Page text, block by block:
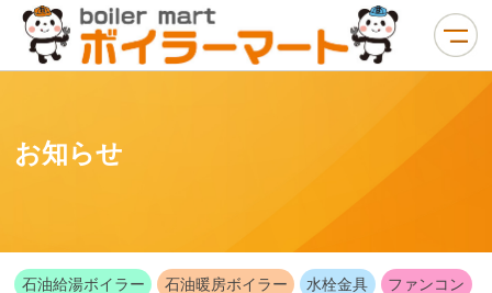
お知らせ
石油給湯ボイラー 石油暖房ボイラー 水栓金具 ファンコン